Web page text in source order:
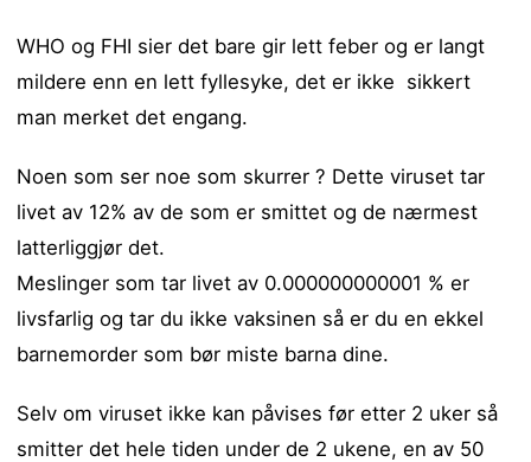
WHO og FHI sier det bare gir lett feber og er langt
mildere enn en lett fyllesyke, det er ikke sikkert
man merket det engang.
Noen som ser noe som skurrer ? Dette viruset tar
livet av 12% av de som er smittet og de nærmest
latterliggjør det.
Meslinger som tar livet av 0.000000000001 % er
livsfarlig og tar du ikke vaksinen så er du en ekkel
barnemorder som bør miste barna dine.
Selv om viruset ikke kan påvises før etter 2 uker så
smitter det hele tiden under de 2 ukene, en av 50